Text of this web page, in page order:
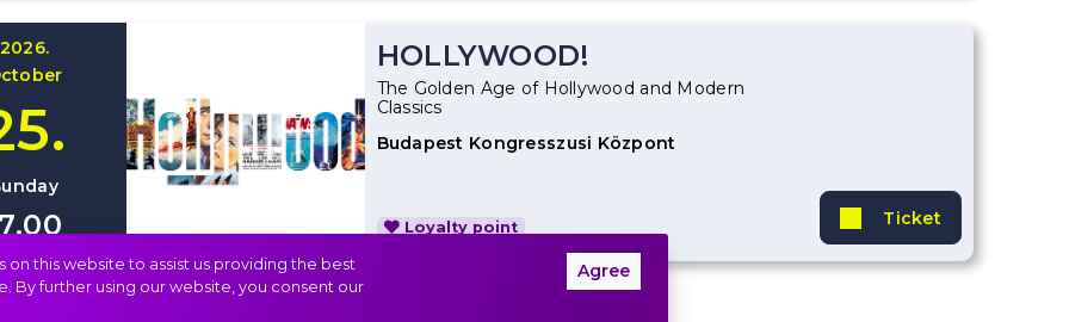
2026.
HOLLYWOOD!
The Golden Age of Hollywood and Modern
Classics
Budapest Kongresszusi Központ
Loyalty point Ticket
on this website to assist us providing the best
By further using our website, you consent our
Agree